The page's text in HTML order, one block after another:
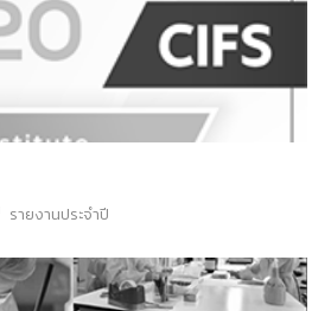
รายงานประจำปี